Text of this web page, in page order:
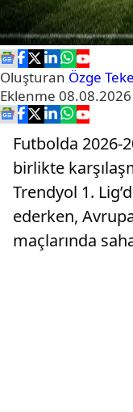
Oluşturan Özge
Eklenme 08.08.2026
Futbolda 2026-
birlikte
Trendyol 1.
ederken,
maçlarında